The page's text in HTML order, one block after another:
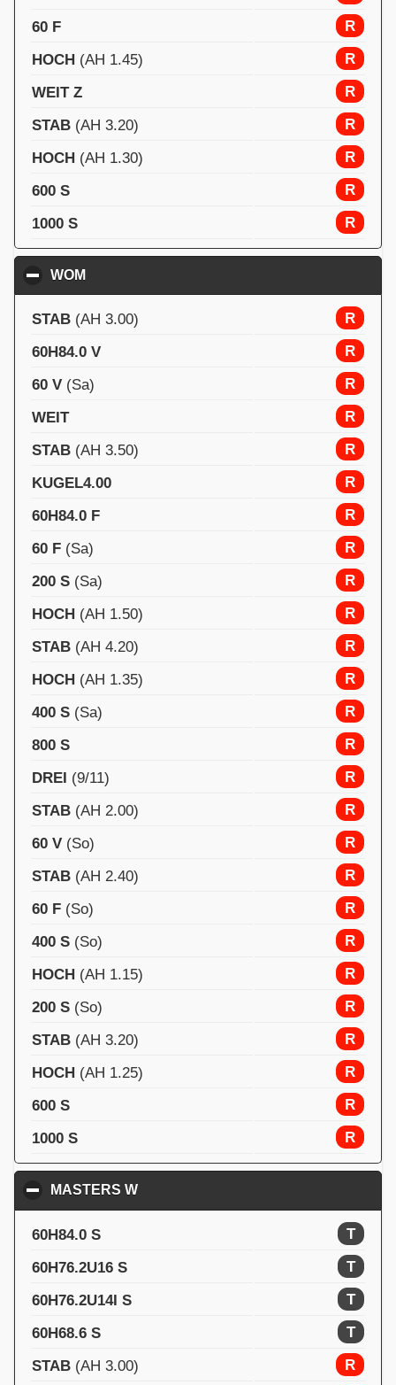
60 F
R
HOCH (AH 1.45)
R
WEIT Z
R
STAB (AH 3.20)
R
HOCH (AH 1.30)
R
600 S
R
1000 S
R
WOM
STAB (AH 3.00)
R
60H84.0 V
R
60 V (Sa)
R
WEIT
R
STAB (AH 3.50)
R
KUGEL4.00
R
60H84.0 F
R
60 F (Sa)
R
200 S (Sa)
R
HOCH (AH 1.50)
R
STAB (AH 4.20)
R
HOCH (AH 1.35)
R
400 S (Sa)
R
800 S
R
DREI (9/11)
R
STAB (AH 2.00)
R
60 V (So)
R
STAB (AH 2.40)
R
60 F (So)
R
400 S (So)
R
HOCH (AH 1.15)
R
200 S (So)
R
STAB (AH 3.20)
R
HOCH (AH 1.25)
R
600 S
R
1000 S
R
MASTERS W
60H84.0 S
T
60H76.2U16 S
T
60H76.2U14I S
T
60H68.6 S
T
STAB (AH 3.00)
R